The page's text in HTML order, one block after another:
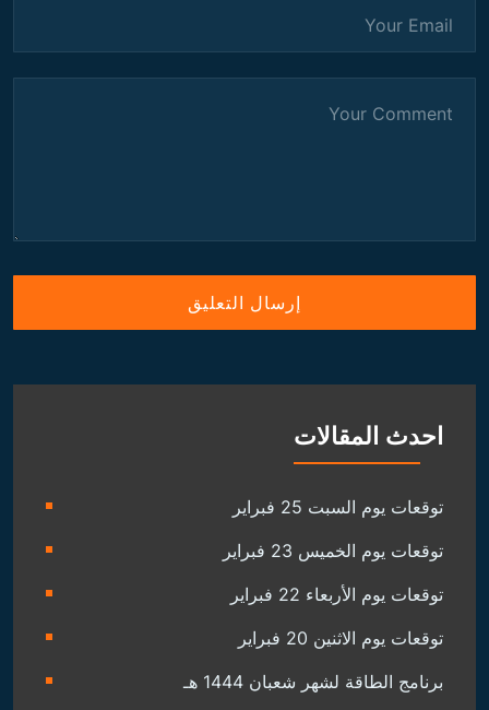
احدث المقالات
توقعات يوم السبت 25 فبراير
توقعات يوم الخميس 23 فبراير
توقعات يوم الأربعاء 22 فبراير
توقعات يوم الاثنين 20 فبراير
برنامج الطاقة لشهر شعبان 1444 هـ